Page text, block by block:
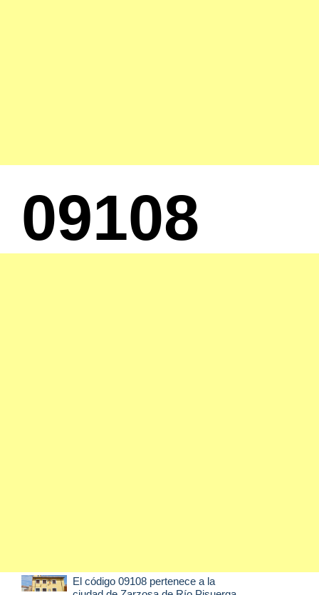
09108
El código 09108 pertenece a la